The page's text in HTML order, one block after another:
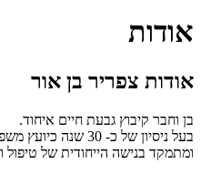
אודות
אודות צפריר בן אור
בן וחבר קיבוץ גבעת חיים איחוד.
בעל ניסיון של כ-
ומתמקד בנישה הייחודית של טיפול